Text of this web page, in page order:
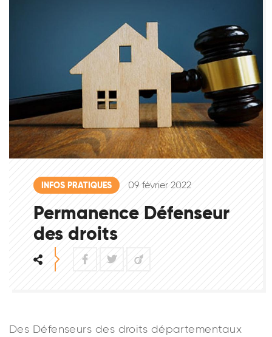
INFOS PRATIQUES 09 février 2022
Permanence Défenseur
des droits
FacebookTwitterViadeo
Des Défenseurs des droits départementaux